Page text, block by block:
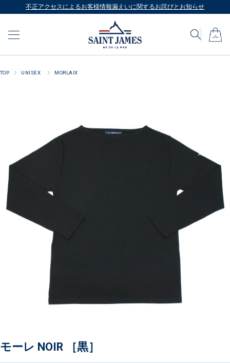
不正アクセスによるお客様情報漏えいに関するお詫びとお知らせ
TOP UNISEX MORLAIX
モーレ NOIR ［黒］